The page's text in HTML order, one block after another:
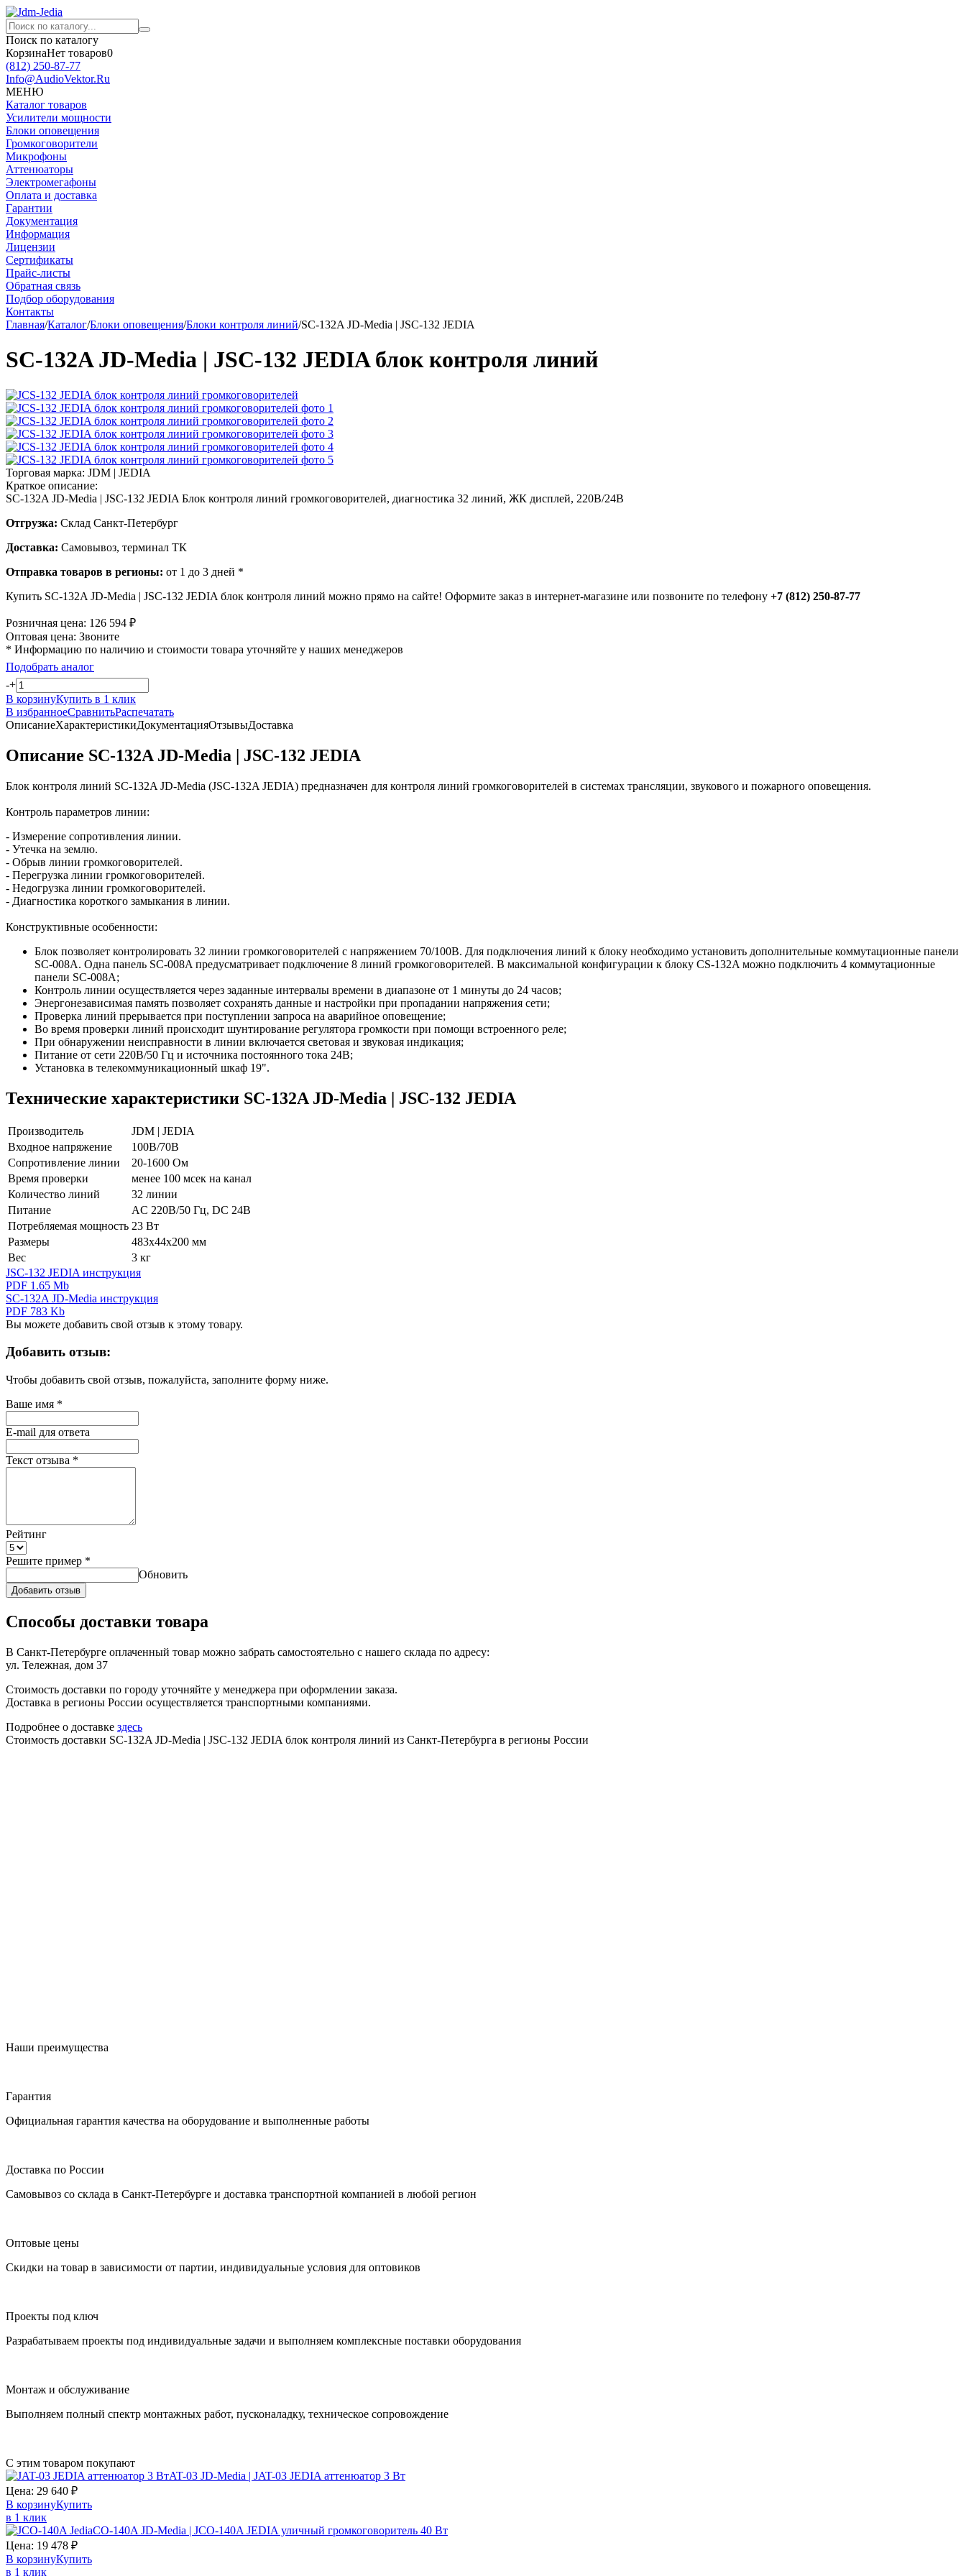
Поиск по каталогу
КорзинаНет товаров0
(812) 250-87-77
Info@AudioVektor.Ru
МЕНЮ
Каталог товаров
Усилители мощности
Блоки оповещения
Громкоговорители
Микрофоны
Аттенюаторы
Электромегафоны
Оплата и доставка
Гарантии
Документация
Информация
Лицензии
Сертификаты
Прайс-листы
Обратная связь
Подбор оборудования
Контакты
Главная/Каталог/Блоки оповещения/Блоки контроля линий/SC-132A JD-Media | JSC-132 JEDIA
SC-132A JD-Media | JSC-132 JEDIA блок контроля линий
Торговая марка: JDM | JEDIA
Краткое описание:
SC-132A JD-Media | JSC-132 JEDIA Блок контроля линий громкоговорителей, диагностика 32 линий, ЖК дисплей, 220В/24В
Отгрузка: Склад Санкт-Петербург
Доставка: Самовывоз, терминал ТК
Отправка товаров в регионы: от 1 до 3 дней *
Купить SC-132A JD-Media | JSC-132 JEDIA блок контроля линий можно прямо на сайте! Оформите заказ в интернет-магазине или позвоните по телефону +7 (812) 250-87-77
Розничная цена: 126 594 ₽
Оптовая цена: Звоните
* Информацию по наличию и стоимости товара уточняйте у наших менеджеров
Подобрать аналог
-+
В корзинуКупить в 1 клик
В избранноеСравнитьРаспечатать
ОписаниеХарактеристикиДокументацияОтзывыДоставка
Описание SC-132A JD-Media | JSC-132 JEDIA
Блок контроля линий SC-132A JD-Media (JSC-132A JEDIA) предназначен для контроля линий громкоговорителей в системах трансляции, звукового и пожарного оповещения.
Контроль параметров линии:
- Измерение сопротивления линии.
- Утечка на землю.
- Обрыв линии громкоговорителей.
- Перегрузка линии громкоговорителей.
- Недогрузка линии громкоговорителей.
- Диагностика короткого замыкания в линии.
Конструктивные особенности:
Блок позволяет контролировать 32 линии громкоговорителей с напряжением 70/100В. Для подключения линий к блоку необходимо установить дополнительные коммутационные панели
SC-008A. Одна панель SC-008A предусматривает подключение 8 линий громкоговорителей. В максимальной конфигурации к блоку CS-132A можно подключить 4 коммутационные
панели SC-008A;
Контроль линии осуществляется через заданные интервалы времени в диапазоне от 1 минуты до 24 часов;
Энергонезависимая память позволяет сохранять данные и настройки при пропадании напряжения сети;
Проверка линий прерывается при поступлении запроса на аварийное оповещение;
Во время проверки линий происходит шунтирование регулятора громкости при помощи встроенного реле;
При обнаружении неисправности в линии включается световая и звуковая индикация;
Питание от сети 220В/50 Гц и источника постоянного тока 24В;
Установка в телекоммуникационный шкаф 19".
Технические характеристики SC-132A JD-Media | JSC-132 JEDIA
Производитель
JDM | JEDIA
Входное напряжение
100В/70В
Сопротивление линии
20-1600 Ом
Время проверки
менее 100 мсек на канал
Количество линий
32 линии
Питание
AC 220В/50 Гц, DC 24В
Потребляемая мощность 23 Вт
Размеры
483х44х200 мм
Вес
3 кг
JSC-132 JEDIA инструкция
PDF 1.65 Mb
SC-132A JD-Media инструкция
PDF 783 Kb
Вы можете добавить свой отзыв к этому товару.
Добавить отзыв:
Чтобы добавить свой отзыв, пожалуйста, заполните форму ниже.
Ваше имя *
E-mail для ответа
Текст отзыва *
Рейтинг
Решите пример *
Обновить
Добавить отзыв
Способы доставки товара
В Санкт-Петербурге оплаченный товар можно забрать самостоятельно с нашего склада по адресу:
ул. Тележная, дом 37
Стоимость доставки по городу уточняйте у менеджера при оформлении заказа.
Доставка в регионы России осуществляется транспортными компаниями.
Подробнее о доставке здесь
Стоимость доставки SC-132A JD-Media | JSC-132 JEDIA блок контроля линий из Санкт-Петербурга в регионы России
Наши преимущества
Гарантия
Официальная гарантия качества на оборудование и выполненные работы
Доставка по России
Самовывоз со склада в Санкт-Петербурге и доставка транспортной компанией в любой регион
Оптовые цены
Скидки на товар в зависимости от партии, индивидуальные условия для оптовиков
Проекты под ключ
Разрабатываем проекты под индивидуальные задачи и выполняем комплексные поставки оборудования
Монтаж и обслуживание
Выполняем полный спектр монтажных работ, пусконаладку, техническое сопровождение
С этим товаром покупают
AT-03 JD-Media | JAT-03 JEDIA аттенюатор 3 Вт
Цена: 29 640 ₽
В корзинуКупить
в 1 клик
CO-140A JD-Media | JCO-140A JEDIA уличный громкоговоритель 40 Вт
Цена: 19 478 ₽
В корзинуКупить
в 1 клик